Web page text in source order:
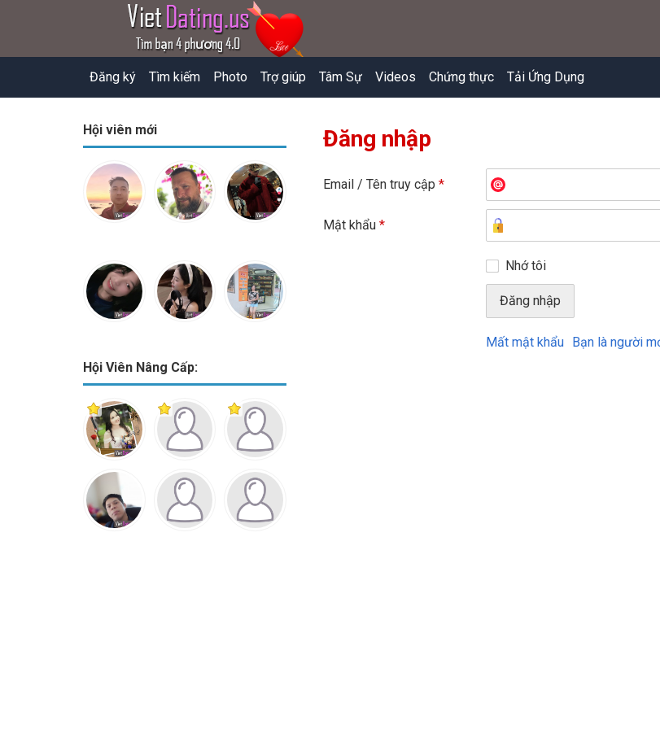
Đăng ký Tìm kiếm Photo Trợ giúp Tâm Sự Videos Chứng thực Tải Ứng Dụng
Hội viên mới
Hội Viên Nâng Cấp:
Đăng nhập
Email / Tên truy cập *
Mật khẩu *
Nhớ tôi
Mất mật khẩu Bạn là người